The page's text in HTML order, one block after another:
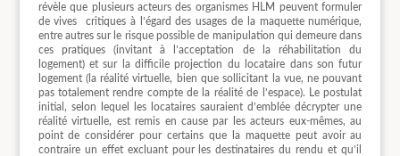
révèle que plusieurs acteurs des organismes HLM peuvent formuler
de vives
critiques à l’égard des usages de la maquette numérique,
entre autres sur le risque possible de manipulation qui demeure dans
ces pratiques (invitant à l’acceptation de la réhabilitation du
logement) et sur la difficile projection du locataire dans son futur
logement (la réalité virtuelle, bien que sollicitant la vue, ne pouvant
pas totalement rendre compte de la réalité de l’espace). Le postulat
initial, selon lequel les locataires sauraient d’emblée décrypter une
réalité virtuelle, est remis en cause par les acteurs eux-mêmes, au
point de considérer pour certains que la maquette peut avoir au
contraire un effet excluant pour les destinataires du rendu et qu’il